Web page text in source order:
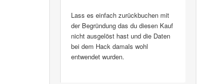
Lass es einfach zurückbuchen mit
der Begründung das du diesen Kauf
nicht ausgelöst hast und die Daten
bei dem Hack damals wohl
entwendet wurden.